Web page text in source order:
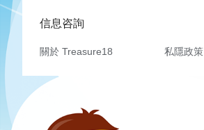
信息咨詢
關於 Treasure18 私隱政策